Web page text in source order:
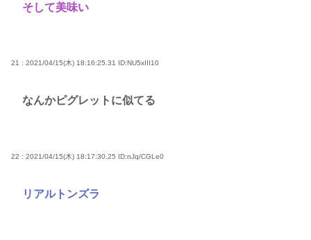
そして美味い
21 : 2021/04/15(木) 18:16:25.31 ID:NU5xIII10
なんかピグレットに似てる
22 : 2021/04/15(木) 18:17:30.25 ID:nJq/CGLe0
リアルトンズラ